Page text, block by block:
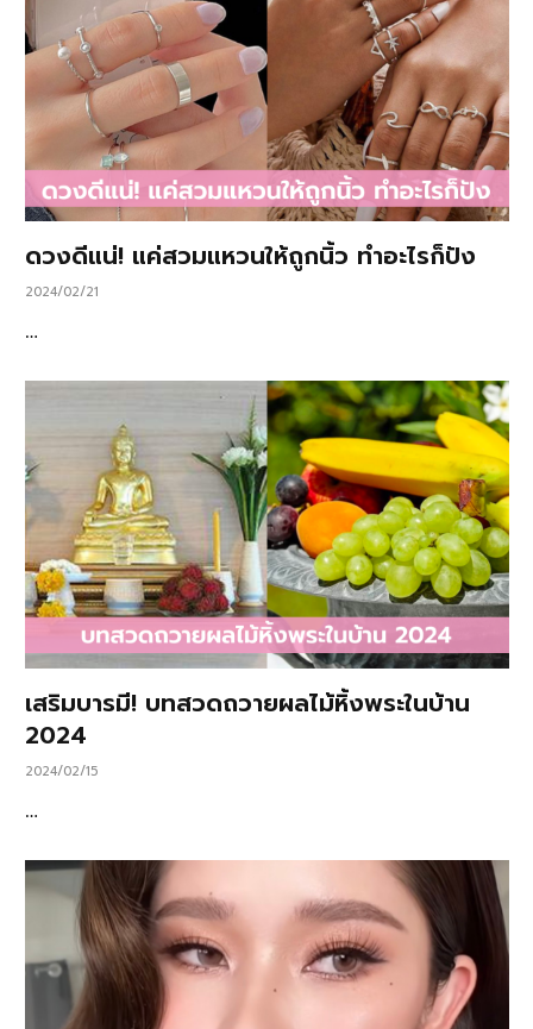
ดวงดีแน่! แค่สวมแหวนให้ถูกนิ้ว ทำอะไรก็ปัง
2024/02/21
…
เสริมบารมี! บทสวดถวายผลไม้หิ้งพระในบ้าน
2024
2024/02/15
…